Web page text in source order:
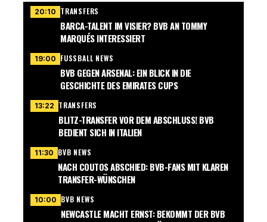
20:10 TRANSFERS
BARCA-TALENT IM VISIER? BVB AN TOMMY
MARQUÉS INTERESSIERT
19:00 FUSSBALL NEWS
BVB GEGEN ARSENAL: EIN BLICK IN DIE
GESCHICHTE DES EMIRATES CUPS
13:22 TRANSFERS
BLITZ-TRANSFER VOR DEM ABSCHLUSS! BVB
BEDIENT SICH IN ITALIEN
11:30 BVB NEWS
NACH COUTOS ABSCHIED: BVB-FANS MIT KLAREN
TRANSFER-WÜNSCHEN
10:00 BVB NEWS
NEWCASTLE MACHT ERNST: BEKOMMT DER BVB